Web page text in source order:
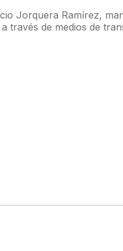
Jorquera Ramírez,
de medios de